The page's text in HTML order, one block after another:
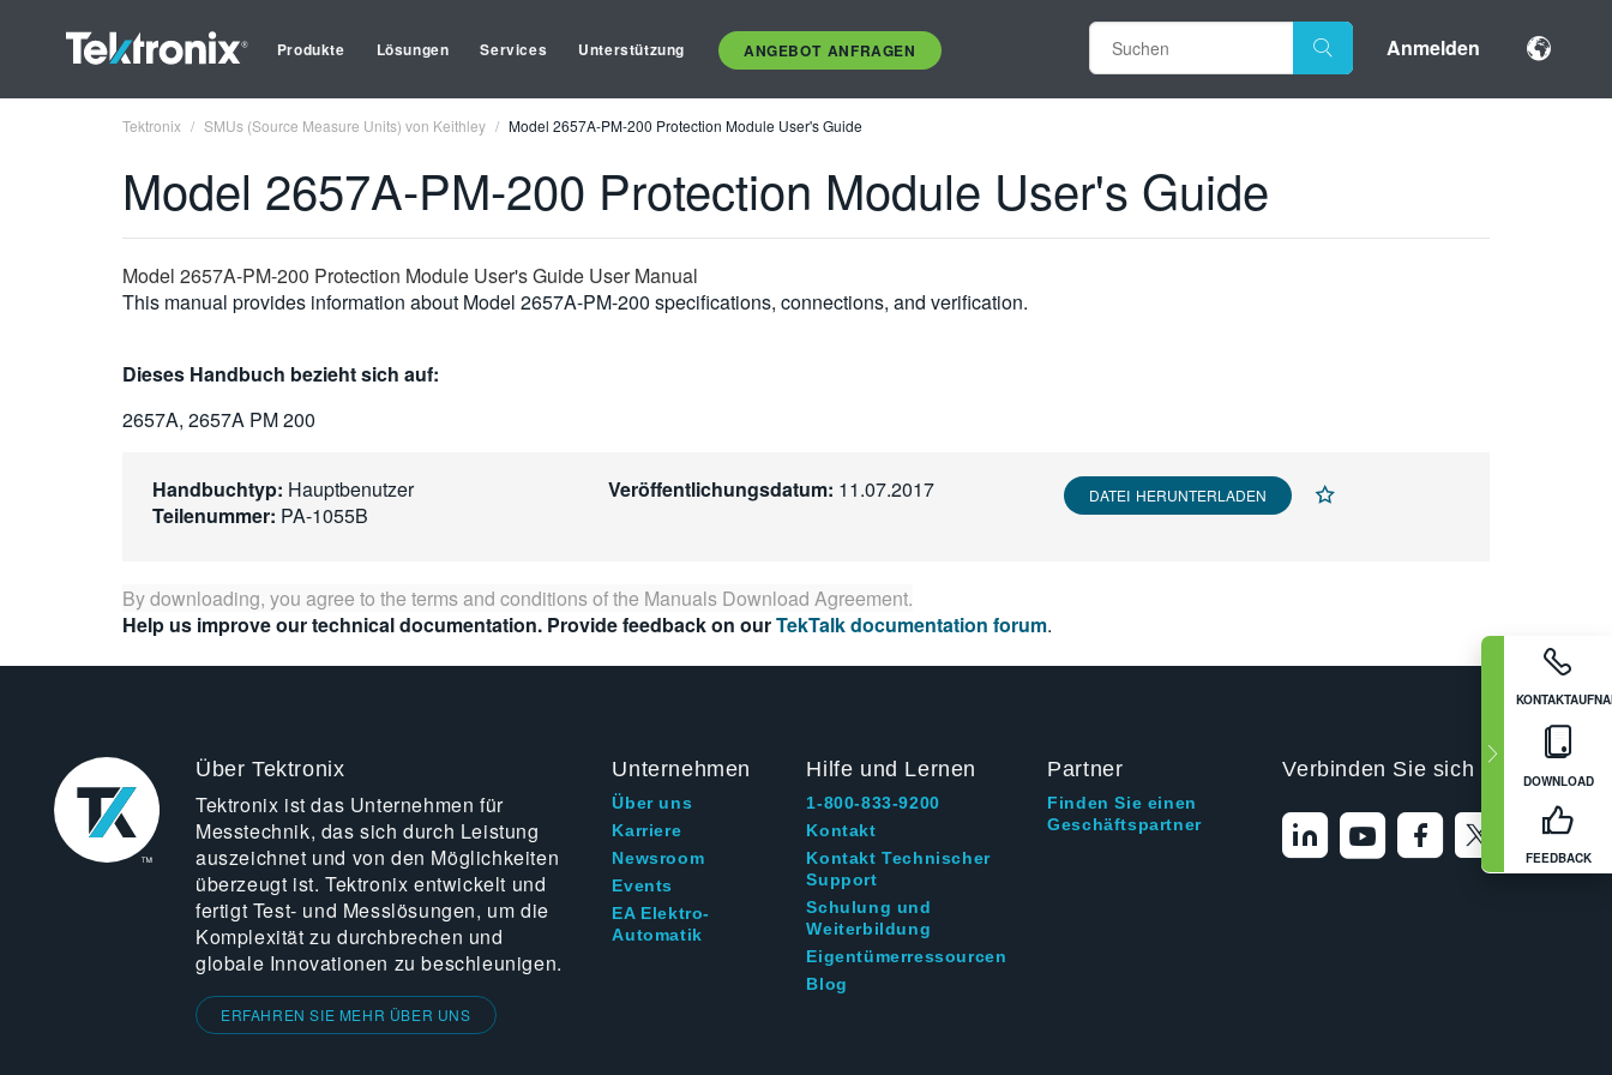
Produkte Lösungen Services Unterstützung ANGEBOT ANFRAGEN Anmelden
DOWNLOAD
FEEDBACK
Tektronix SMUs (Source Measure Units) von Keithley Model 2657A-PM-200 Protection Module User's Guide
Model 2657A-PM-200 Protection Module User's Guide
Model 2657A-PM-200 Protection Module User's Guide User Manual
This manual provides information about Model 2657A-PM-200 specifications, connections, and verification.
Dieses Handbuch bezieht sich auf:
2657A, 2657A PM 200
Handbuchtyp: Hauptbenutzer
Teilenummer: PA-1055B
Veröffentlichungsdatum: 11.07.2017 DATEI HERUNTERLADEN
By downloading, you agree to the terms and conditions of the Manuals Download Agreement.
Help us improve our technical documentation. Provide feedback on ourTekTalk documentation forum.
Über Tektronix
Tektronix ist das Unternehmen für
Messtechnik, das sich durch Leistung
auszeichnet und von den Möglichkeiten
überzeugt ist. Tektronix entwickelt und
fertigt Test- und Messlösungen, um die
Komplexität zu durchbrechen und
globale Innovationen zu beschleunigen.
ERFAHREN SIE MEHR ÜBER UNS
Unternehmen
Über uns
Karriere
Newsroom
Events
EA Elektro-
Automatik
Hilfe und Lernen
1-800-833-9200
Kontakt
Kontakt Technischer
Support
Schulung und
Weiterbildung
Eigentümerressourcen
Blog
Partner
Finden Sie einen
Geschäftspartner
Verbinden Sie sich mit uns